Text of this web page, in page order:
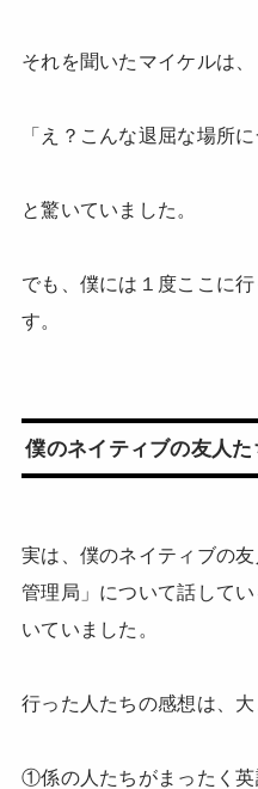
それを聞いたマイケルは、
「え？こんな退屈な場所
と驚いていました。
でも、僕には１度ここに
す。
僕のネイティブの友人た
実は、僕のネイティブの
管理局」について話して
いていました。
行った人たちの感想は、大
①係の人たちがまったく